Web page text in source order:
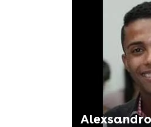
Alexsandro